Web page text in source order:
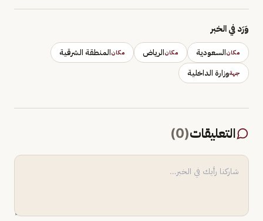
وَرَد في الخبر
مكانالسعودية مكانالرياض مكانالمنطقة الشرقية
جهةوزارة الداخلية
التعليقات(
0
)